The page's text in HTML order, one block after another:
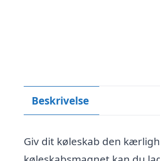
Beskrivelse
Giv dit køleskab den